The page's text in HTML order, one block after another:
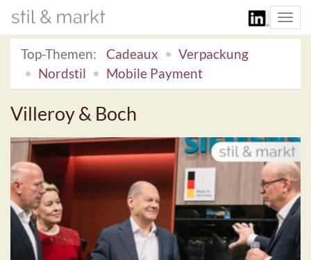
Top-Themen:
Cadeaux
Verpackung
Nordstil
Mobile Payment
Villeroy & Boch